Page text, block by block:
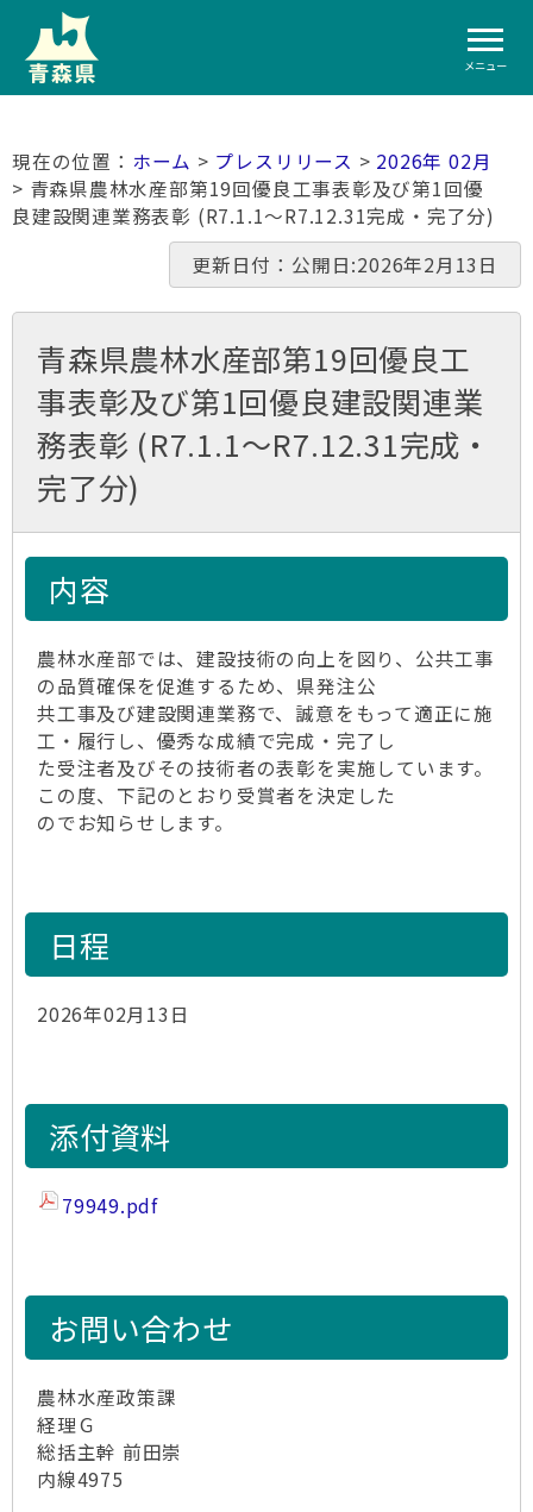
メニュー
ホーム > プレスリリース > 2026年 02月
> 青森県農林水産部第19回優良工事表彰及び第1回優
良建設関連業務表彰 (R7.1.1～R7.12.31完成・完了分)
更新日付：公開日:2026年2月13日
青森県農林水産部第19回優良工
事表彰及び第1回優良建設関連業
務表彰 (R7.1.1～R7.12.31完成・
完了分)
内容
農林水産部では、建設技術の向上を図り、公共工事
の品質確保を促進するため、県発注公
共工事及び建設関連業務で、誠意をもって適正に施
工・履行し、優秀な成績で完成・完了し
た受注者及びその技術者の表彰を実施しています。
この度、下記のとおり受賞者を決定した
のでお知らせします。
日程
2026年02月13日
添付資料
79949.pdf
お問い合わせ
農林水産政策課
経理Ｇ
総括主幹 前田崇
内線4975